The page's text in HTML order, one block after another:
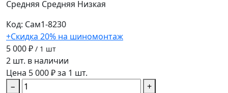
Средняя Средняя Низкая
Код: Сам1-8230
+Скидка 20% на шиномонтаж
5 000 ₽ / 1 шт
2 шт. в наличии
Цена 5 000 ₽ за 1 шт.
−
+